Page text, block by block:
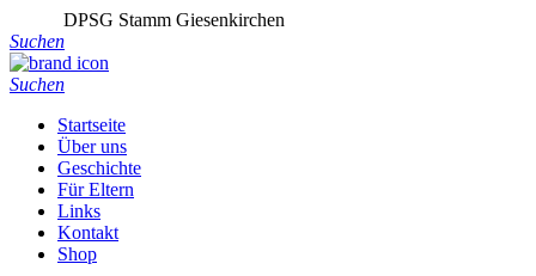
DPSG Stamm Giesenkirchen
Suchen
Suchen
Startseite
Über uns
Geschichte
Für Eltern
Links
Kontakt
Shop